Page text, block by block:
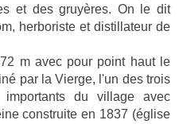
et des gruyères. On le dit
herboriste et distillateur de
m avec pour point haut le
par la Vierge, l'un des trois
du village avec
construite en 1837 (église